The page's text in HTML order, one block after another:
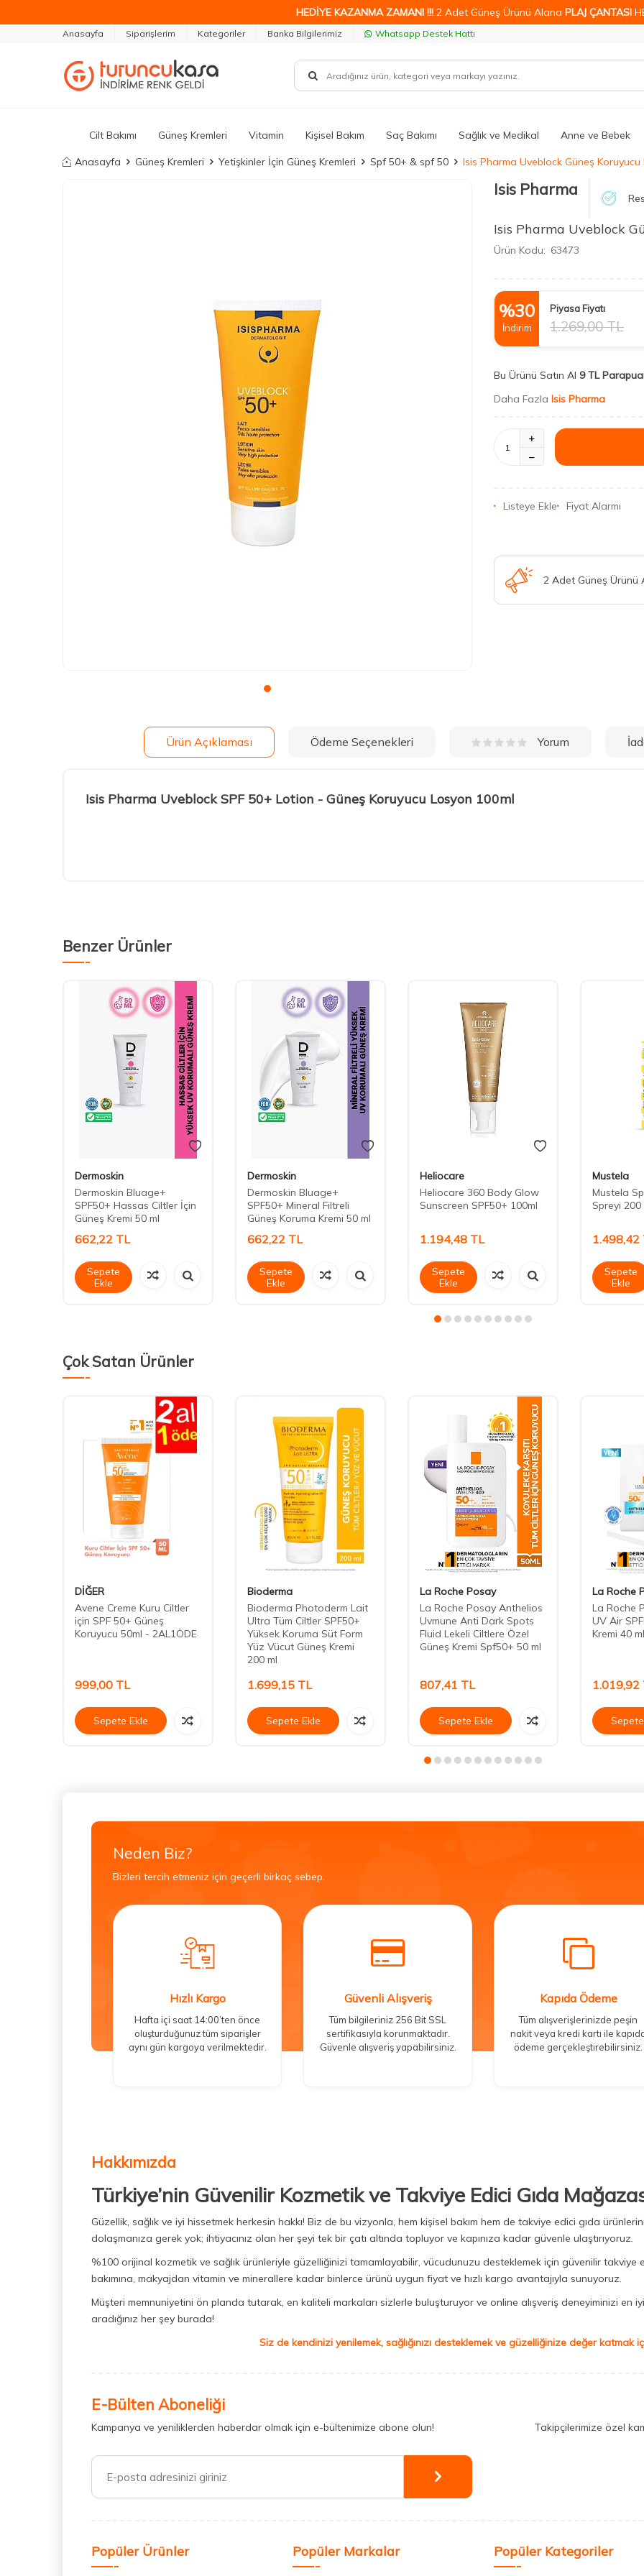
HEDİYE KAZANMA ZAMANI !!! 2 Adet Güneş Ürünü Alana PLAJ ÇANTASI
Anasayfa Siparişlerim Kategoriler Banka Bilgilerimiz Whatsapp Destek Hattı
Cilt Bakımı Güneş Kremleri Vitamin Kişisel Bakım Saç Bakımı Sağlık ve Medikal Anne ve Bebek
Anasayfa Güneş Kremleri Yetişkinler İçin Güneş Kremleri Spf 50+ & spf 50 Isis Pharma Uveblock Güneş
Isis Pharma
Isis Pharma Uveblock
Ürün Kodu: 63473
%30
İndirim
Piyasa Fiyatı
1.269,00TL
Bu Ürünü Satın Al 9 TL
Daha Fazla Isis Pharma
Listeye Ekle Fiyat Alarmı
2 Adet Güneş Ürünü
Ürün Açıklaması Ödeme Seçenekleri Yorum
Isis Pharma Uveblock SPF 50+ Lotion - Güneş Koruyucu Losyon 100ml
Benzer Ürünler
Dermoskin
Dermoskin Bluage+
SPF50+ Hassas Ciltler İçin
Güneş Kremi 50 ml
662,22 TL
Sepete
Ekle
Dermoskin
Dermoskin Bluage+
SPF50+ Mineral Filtreli
Güneş Koruma Kremi 50 ml
662,22 TL
Sepete
Ekle
Heliocare
Heliocare 360 Body Glow
Sunscreen SPF50+ 100ml
1.194,48 TL
Sepete
Ekle
Mustela
Mustela
Spreyi 200
1.498,42
Sepete
Ekle
Çok Satan Ürünler
DİĞER
Avene Creme Kuru Ciltler
için SPF 50+ Güneş
Koruyucu 50ml - 2AL1ÖDE
999,00 TL
Sepete Ekle
Bioderma
Bioderma Photoderm Lait
Ultra Tüm Ciltler SPF50+
Yüksek Koruma Süt Form
Yüz Vücut Güneş Kremi
200 ml
1.699,15 TL
Sepete Ekle
La Roche Posay
La Roche Posay Anthelios
Uvmune Anti Dark Spots
Fluid Lekeli Ciltlere Özel
Güneş Kremi Spf50+ 50 ml
807,41 TL
Sepete Ekle
La Roche
La Roche
UV Air
Kremi 40 ml
1.019,92
Neden Biz?
Bizleri tercih etmeniz için geçerli birkaç sebep.
Hızlı Kargo
Hafta içi saat 14:00’ten önce
oluşturduğunuz tüm siparişler
aynı gün kargoya verilmektedir.
Güvenli Alışveriş
Tüm bilgileriniz 256 Bit SSL
sertifikasıyla korunmaktadır.
Güvenle alışveriş yapabilirsiniz.
Kapıda Ödeme
Tüm alışverişlerinizde peşin
nakit veya kredi kartı ile
ödeme gerçekleştirebilirsiniz.
Hakkımızda
Türkiye’nin Güvenilir Kozmetik ve Takviye Edici Gıda
Güzellik, sağlık ve iyi hissetmek herkesin hakkı! Biz de bu vizyonla, hem kişisel bakım hem de takviye edici gıda
dolaşmanıza gerek yok; ihtiyacınız olan her şeyi tek bir çatı altında topluyor ve kapınıza kadar güvenle ulaştırıyoruz.
%100 orijinal kozmetik ve sağlık ürünleriyle güzelliğinizi tamamlayabilir, vücudunuzu desteklemek için güvenilir takviye
bakımına, makyajdan vitamin ve minerallere kadar binlerce ürünü uygun fiyat ve hızlı kargo avantajıyla sunuyoruz.
Müşteri memnuniyetini ön planda tutarak, en kaliteli markaları sizlerle buluşturuyor ve online alışveriş deneyiminizi en
aradığınız her şey burada!
Siz de kendinizi yenilemek, sağlığınızı desteklemek ve güzelliğinize değer katmak
E-Bülten Aboneliği
Kampanya ve yeniliklerden haberdar olmak için e-bültenimize abone olun! Takipçilerimize özel
Popüler Ürünler Popüler Markalar Popüler Kategoriler